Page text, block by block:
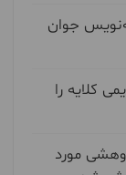
جوان
کلایه را
مورد